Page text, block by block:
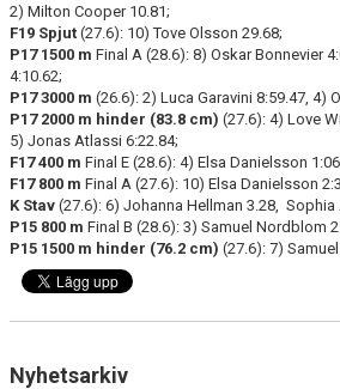
2) Milton Cooper 10.81;
F19 Spjut (27.6): 10) Tove Olsson 29.68;
P17 1500 m Final A (28.6): 8) Oskar Bonnevier
4:10.62;
P17 3000 m (26.6): 2) Luca Garavini 8:59.47, 4)
P17 2000 m hinder (83.8 cm) (27.6): 4) Love
5) Jonas Atlassi 6:22.84;
F17 400 m Final E (28.6): 4) Elsa Danielsson
F17 800 m Final A (27.6): 10) Elsa Danielsson
K Stav (27.6): 6) Johanna Hellman 3.28, Sophia
P15 800 m Final B (28.6): 3) Samuel Nordblom
P15 1500 m hinder (76.2 cm) (27.6): 7)
Nyhetsarkiv